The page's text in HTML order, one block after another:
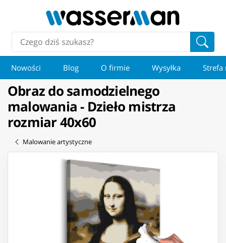
Nowości Blog O firmie Wysyłka Strefa
Obraz do samodzielnego
malowania - Dzieło mistrza
rozmiar 40x60
Malowanie artystyczne